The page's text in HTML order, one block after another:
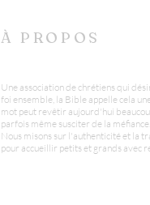
À PROPOS
Une association de chrétiens qui
foi ensemble, la Bible appelle cela
mot peut revêtir aujourd'hui
parfois même susciter de la méfiance.
Nous misons sur l'authenticité et la
pour accueillir petits et grands avec